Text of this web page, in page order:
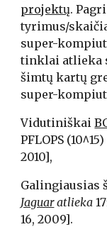
projektų.
tyrimus/
super-
tinklai atlieka
šimtų kartų
super-
Vidutiniškai
PFLOPS
2010],
Jaguar atlieka
16, 2009].